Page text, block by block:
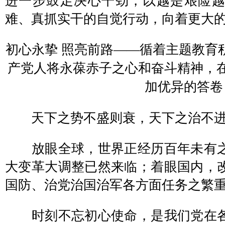
难、真抓实干的自觉行动，向着更大
初心永挚 照亮前路——循着主题教育
产党人将永葆赤子之心和奋斗精神，
加优异的答卷
天下之势不盛则衰，天下之治不
放眼全球，世界正经历百年未有
大变革大调整已然来临；着眼国内，
国防、治党治国治军各方面任务之繁
时刻不忘初心使命，是我们党在